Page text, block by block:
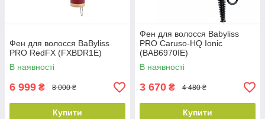
Фен для волосся BaByliss
PRO RedFX (FXBDR1E)
В наявності
6 999 ₴ 8 000 ₴
Купити
Фен для волосся Babyliss
PRO Caruso-HQ Ionic
(BAB6970IE)
В наявності
3 670 ₴ 4 480 ₴
Купити